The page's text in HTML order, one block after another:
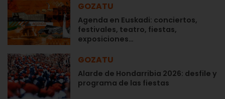
GOZATU
Agenda en Euskadi: conciertos,
festivales, teatro, fiestas,
exposiciones…
GOZATU
Alarde de Hondarribia 2026: desfile y
programa de las fiestas